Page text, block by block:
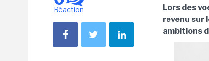
Réaction
Lors des
revenu sur
ambitions